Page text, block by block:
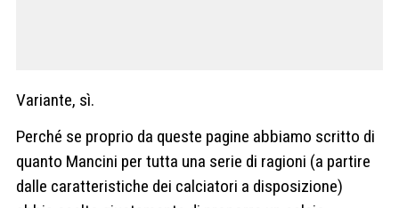
Variante, sì.
Perché se proprio da queste pagine abbiamo scritto di
quanto Mancini per tutta una serie di ragioni (a partire
dalle caratteristiche dei calciatori a disposizione)